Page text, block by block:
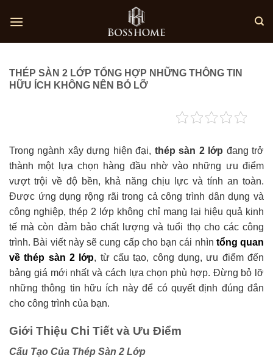
THÉP SÀN 2 LỚP TỔNG HỢP NHỮNG THÔNG TIN
HỮU ÍCH KHÔNG NÊN BỎ LỠ
Trong ngành xây dựng hiện đại, thép sàn 2 lớp đang trở
thành một lựa chọn hàng đầu nhờ vào những ưu điểm
vượt trội về độ bền, khả năng chịu lực và tính an toàn.
Được ứng dụng rộng rãi trong cả công trình dân dụng và
công nghiệp, thép 2 lớp không chỉ mang lại hiệu quả kinh
tế mà còn đảm bảo chất lượng và tuổi thọ cho các công
trình. Bài viết này sẽ cung cấp cho bạn cái nhìn tổng quan
về thép sàn 2 lớp, từ cấu tạo, công dụng, ưu điểm đến
bảng giá mới nhất và cách lựa chọn phù hợp. Đừng bỏ lỡ
những thông tin hữu ích này để có quyết định đúng đắn
cho công trình của bạn.
Giới Thiệu Chi Tiết và Ưu Điểm
Cấu Tạo Của Thép Sàn 2 Lớp